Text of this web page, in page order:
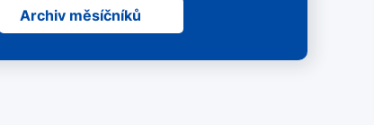
Archiv měsíčníků